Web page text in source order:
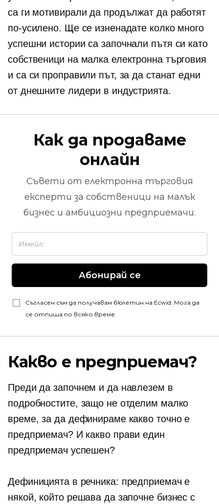
са ги мотивирали да продължат да работят
по-усилено. Ще се изненадате колко много
успешни истории са започнали пътя си като
собственици на малка електронна търговия
и са си проправили път, за да станат едни
от днешните лидери в индустрията.
Как да продаваме
онлайн
Съвети от електронна търговия
експерти за собственици на малък
бизнес и амбициозни предприемачи.
Абонирай се
Съгласен съм да получавам бюлетин на Ecwid. Мога да
се отпиша по всяко време.
Какво е предприемач?
Преди да започнем и да навлезем в
подробностите, защо не отделим малко
време, за да дефинираме какво точно е
предприемач? И какво прави един
предприемач успешен?
Дефиницията в речника: предприемач е
някой, който решава да започне бизнес с